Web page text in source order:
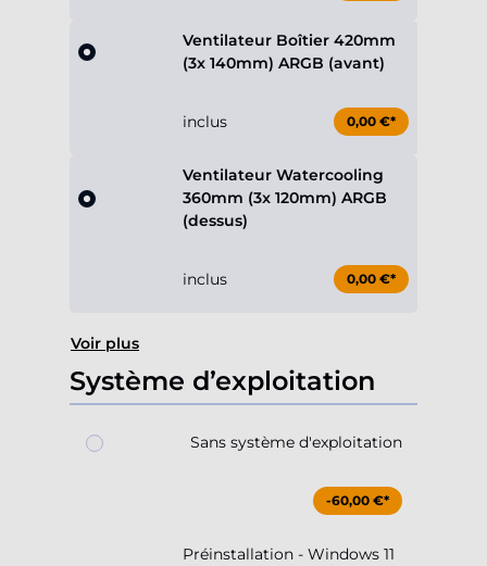
Ventilateur Boîtier 420mm
(3x 140mm) ARGB (avant)
inclus 0,00 €*
Ventilateur Watercooling
360mm (3x 120mm) ARGB
(dessus)
inclus 0,00 €*
Voir plus
Système d’exploitation
Sans système d'exploitation
-60,00 €*
Préinstallation - Windows 11